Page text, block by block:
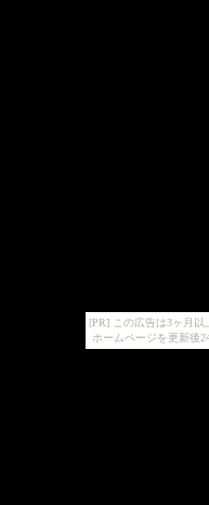
[PR] この広告は3ヶ月以
ホームページを更新後